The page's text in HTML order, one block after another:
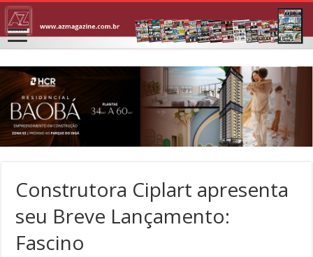
Construtora Ciplart apresenta
seu Breve Lançamento:
Fascino